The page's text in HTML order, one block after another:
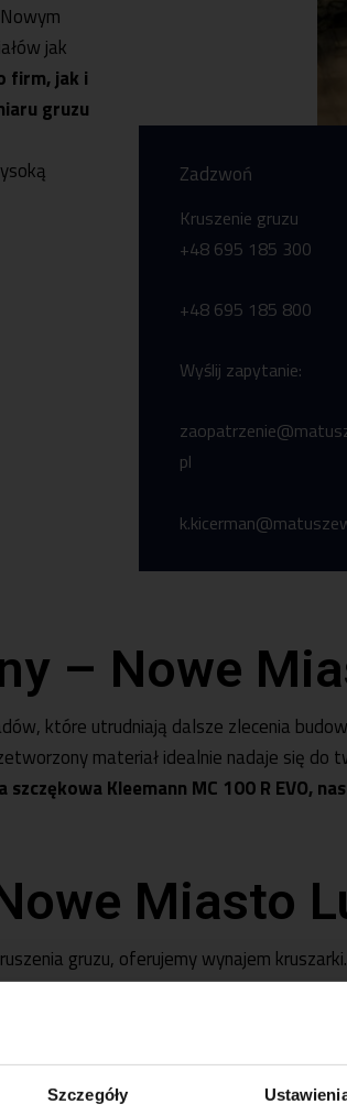
Szczegóły
jak
firm, jak i
gruzu
Zadzwoń
Kruszenie gruzu
+48 695 185 300
+48 695 185 800
Wyślij zapytanie:
pl
– Nowe
które utrudniają dalsze zlecenia
materiał idealnie nadaje się
Kleemann MC 100 R EVO,
Miasto
gruzu, oferujemywynajem kruszarki.
warunkach terenowych.Usługę
z operatorem, co dodatkowo